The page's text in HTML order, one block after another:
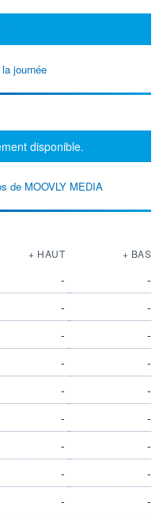
journée
disponible.
de MOOVLY MEDIA
+ HAUT + BAS
-
-
-
-
-
-
-
-
-
-
-
-
-
-
-
-
-
-